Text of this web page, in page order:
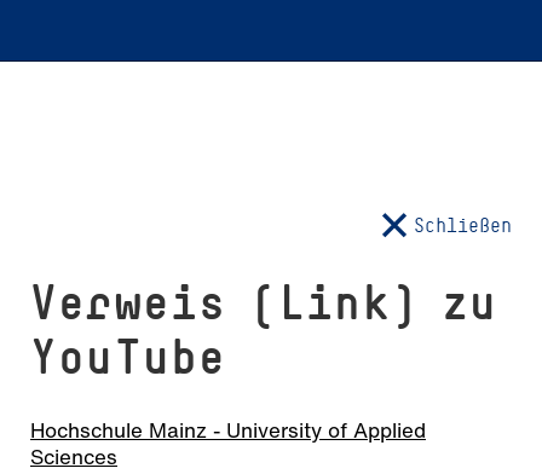
Schließen
Verweis (Link) zu
YouTube
Hochschule Mainz - University of Applied
Sciences